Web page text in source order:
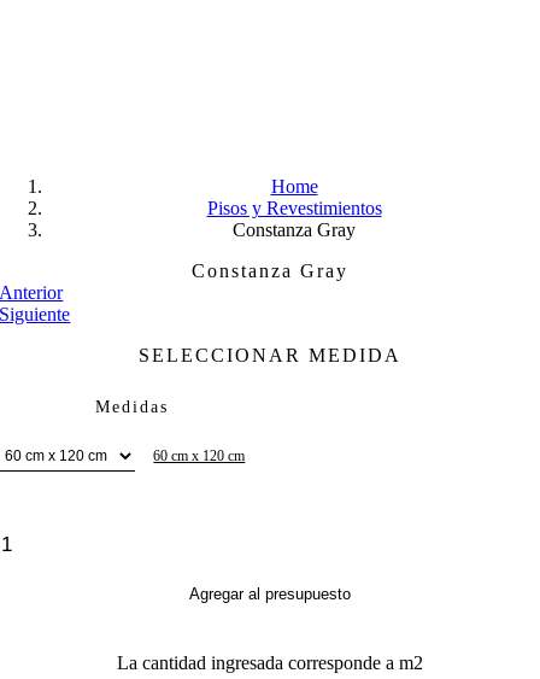
Home
Pisos y Revestimientos
Constanza Gray
Constanza Gray
Anterior
Siguiente
SELECCIONAR MEDIDA
Medidas
60 cm x 120 cm
Agregar al presupuesto
La cantidad ingresada corresponde a m2